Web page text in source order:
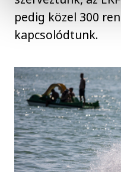
pedig közel 300
kapcsolódtunk.